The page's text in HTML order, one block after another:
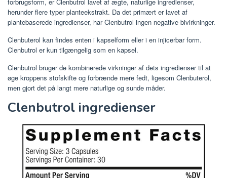
forbrugsform, er Clenbutrol lavet af ægte, naturlige ingredienser,
herunder flere typer planteekstrakt. Da det primært er lavet af
plantebaserede ingredienser, har Clenbutrol ingen negative bivirkninger.
Clenbuterol kan findes enten i kapselform eller i en injicerbar form.
Clenbutrol er kun tilgængelig som en kapsel.
Clenbutrol bruger de kombinerede virkninger af dets ingredienser til at
øge kroppens stofskifte og forbrænde mere fedt, ligesom Clenbuterol,
men gjort det på langt mere naturlige og sunde måder.
Clenbutrol ingredienser